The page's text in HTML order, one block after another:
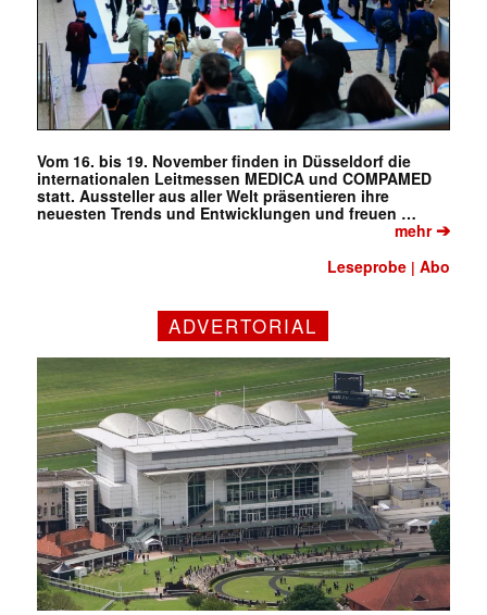
✕
Vom 16. bis 19. November finden in Düsseldorf die
internationalen Leitmessen MEDICA und COMPAMED
statt. Aussteller aus aller Welt präsentieren ihre
neuesten Trends und Entwicklungen und freuen …
mehr➔
Leseprobe |Abo
ADVERTORIAL